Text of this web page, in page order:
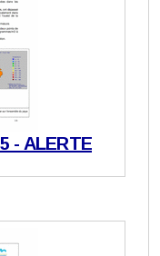
- ALERTE